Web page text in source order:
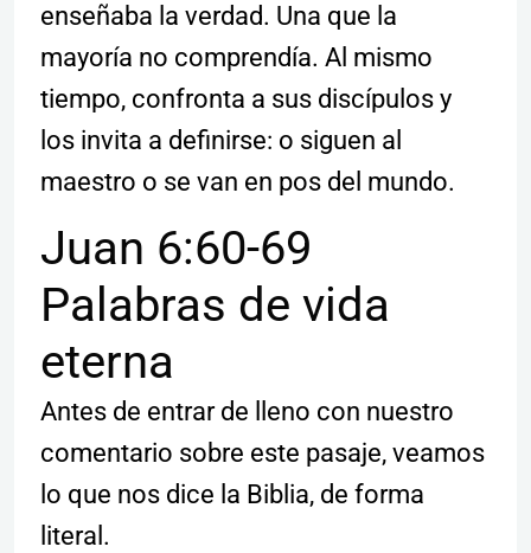
enseñaba la verdad. Una que la
mayoría no comprendía. Al mismo
tiempo, confronta a sus discípulos y
los invita a definirse: o siguen al
maestro o se van en pos del mundo.
Juan 6:60-69
Palabras de vida
eterna
Antes de entrar de lleno con nuestro
comentario sobre este pasaje, veamos
lo que nos dice la Biblia, de forma
literal.